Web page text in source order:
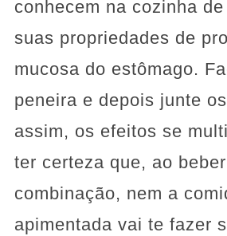
conhecem na cozinha
suas propriedades de
mucosa do estômago.
peneira e depois junte
assim, os efeitos se
ter certeza que, ao
combinação, nem a
apimentada vai te fazer